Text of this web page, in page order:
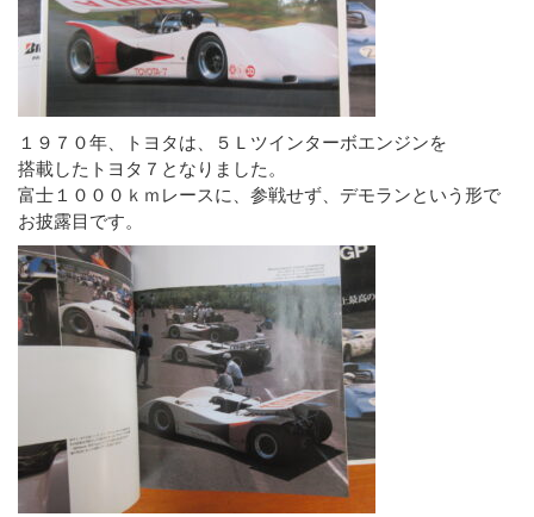
１９７０年、トヨタは、５Ｌツインターボエンジンを
搭載したトヨタ７となりました。
富士１０００ｋｍレースに、参戦せず、デモランという形で
お披露目です。